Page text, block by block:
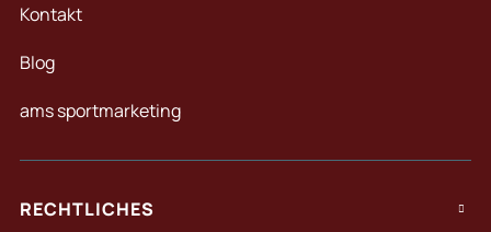
Kontakt
Blog
ams sportmarketing
RECHTLICHES 